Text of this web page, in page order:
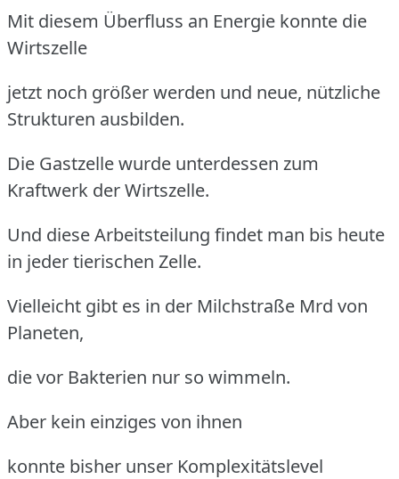
Mit diesem Überfluss an Energie konnte die
Wirtszelle
jetzt noch größer werden und neue, nützliche
Strukturen ausbilden.
Die Gastzelle wurde unterdessen zum
Kraftwerk der Wirtszelle.
Und diese Arbeitsteilung findet man bis heute
in jeder tierischen Zelle.
Vielleicht gibt es in der Milchstraße Mrd von
Planeten,
die vor Bakterien nur so wimmeln.
Aber kein einziges von ihnen
konnte bisher unser Komplexitätslevel